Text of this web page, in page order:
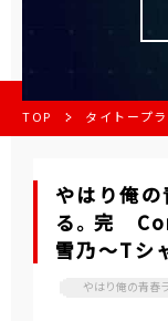
TOP タイトープ
やはり俺
る。完
雪乃～Tシ
やはり俺の青春